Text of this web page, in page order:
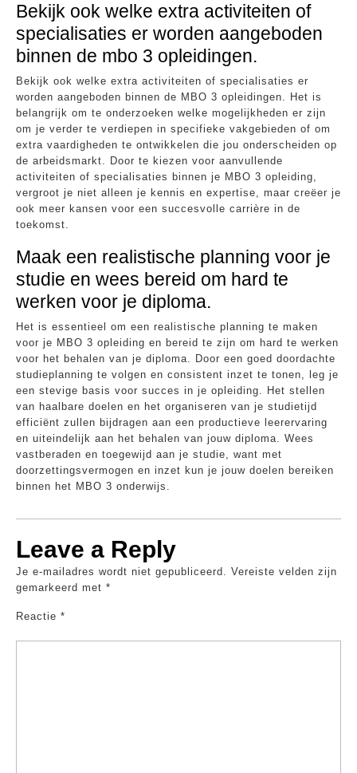
Bekijk ook welke extra activiteiten of
specialisaties er worden aangeboden
binnen de mbo 3 opleidingen.
Bekijk ook welke extra activiteiten of specialisaties er
worden aangeboden binnen de MBO 3 opleidingen. Het is
belangrijk om te onderzoeken welke mogelijkheden er zijn
om je verder te verdiepen in specifieke vakgebieden of om
extra vaardigheden te ontwikkelen die jou onderscheiden op
de arbeidsmarkt. Door te kiezen voor aanvullende
activiteiten of specialisaties binnen je MBO 3 opleiding,
vergroot je niet alleen je kennis en expertise, maar creëer je
ook meer kansen voor een succesvolle carrière in de
toekomst.
Maak een realistische planning voor je
studie en wees bereid om hard te
werken voor je diploma.
Het is essentieel om een realistische planning te maken
voor je MBO 3 opleiding en bereid te zijn om hard te werken
voor het behalen van je diploma. Door een goed doordachte
studieplanning te volgen en consistent inzet te tonen, leg je
een stevige basis voor succes in je opleiding. Het stellen
van haalbare doelen en het organiseren van je studietijd
efficiënt zullen bijdragen aan een productieve leerervaring
en uiteindelijk aan het behalen van jouw diploma. Wees
vastberaden en toegewijd aan je studie, want met
doorzettingsvermogen en inzet kun je jouw doelen bereiken
binnen het MBO 3 onderwijs.
Leave a Reply
Je e-mailadres wordt niet gepubliceerd. Vereiste velden zijn
gemarkeerd met *
Reactie *